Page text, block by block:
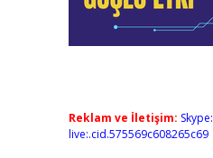
Reklam ve İletişim: Skype:
live:.cid.575569c608265c69